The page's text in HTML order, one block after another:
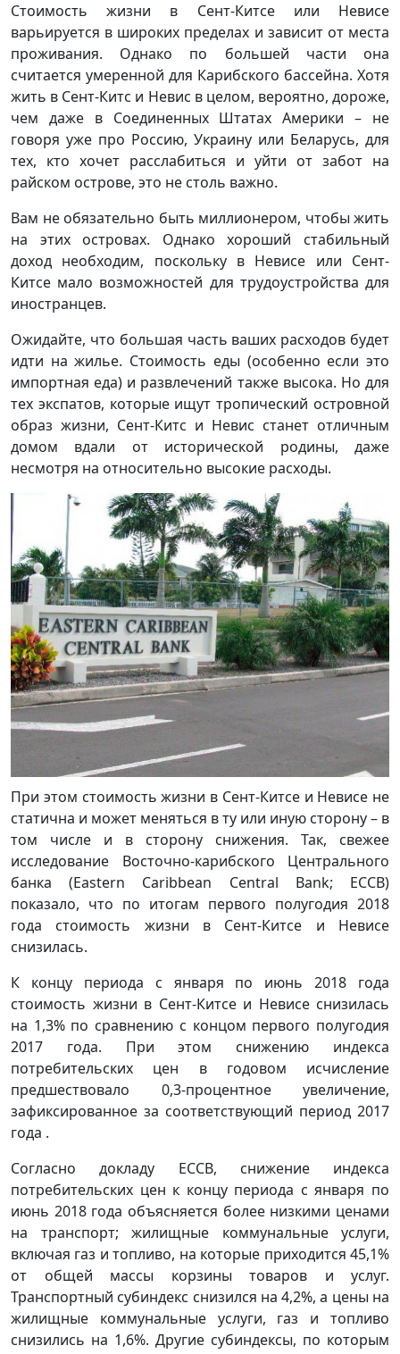
Стоимость жизни в Сент-Китсе или Невисе
варьируется в широких пределах и зависит от места
проживания. Однако по большей части она
считается умеренной для Карибского бассейна. Хотя
жить в Сент-Китс и Невис в целом, вероятно, дороже,
чем даже в Соединенных Штатах Америки – не
говоря уже про Россию, Украину или Беларусь, для
тех, кто хочет расслабиться и уйти от забот на
райском острове, это не столь важно.
Вам не обязательно быть миллионером, чтобы жить
на этих островах. Однако хороший стабильный
доход необходим, поскольку в Невисе или Сент-
Китсе мало возможностей для трудоустройства для
иностранцев.
Ожидайте, что большая часть ваших расходов будет
идти на жилье. Стоимость еды (особенно если это
импортная еда) и развлечений также высока. Но для
тех экспатов, которые ищут тропический островной
образ жизни, Сент-Китс и Невис станет отличным
домом вдали от исторической родины, даже
несмотря на относительно высокие расходы.
При этом стоимость жизни в Сент-Китсе и Невисе не
статична и может меняться в ту или иную сторону – в
том числе и в сторону снижения. Так, свежее
исследование Восточно-карибского Центрального
банка (Eastern Caribbean Central Bank; ECCB)
показало, что по итогам первого полугодия 2018
года стоимость жизни в Сент-Китсе и Невисе
снизилась.
К концу периода с января по июнь 2018 года
стоимость жизни в Сент-Китсе и Невисе снизилась
на 1,3% по сравнению с концом первого полугодия
2017 года. При этом снижению индекса
потребительских цен в годовом исчисление
предшествовало 0,3-процентное увеличение,
зафиксированное за соответствующий период 2017
года .
Согласно докладу ECCB, снижение индекса
потребительских цен к концу периода с января по
июнь 2018 года объясняется более низкими ценами
на транспорт; жилищные коммунальные услуги,
включая газ и топливо, на которые приходится 45,1%
от общей массы корзины товаров и услуг.
Транспортный субиндекс снизился на 4,2%, а цены на
жилищные коммунальные услуги, газ и топливо
снизились на 1,6%. Другие субиндексы, по которым